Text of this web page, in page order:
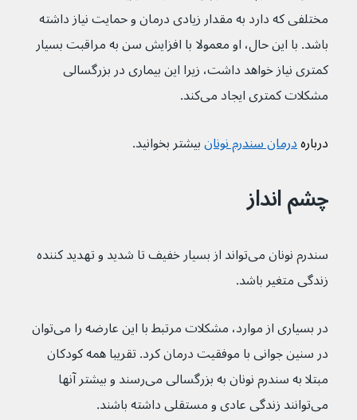
مختلفی که دارد به مقدار زیادی درمان و حمایت نیاز داشته
باشد. با این حال، او معمولا با افزایش سن به مراقبت بسیار
کمتری نیاز خواهد داشت، زیرا این بیماری در بزرگسالی
مشکلات کمتری ایجاد می‌کند.
درباره درمان سندرم نونانبیشتر بخوانید.
چشم انداز
سندرم نونان می‌‌تواند از بسیار خفیف تا شدید و تهدید کننده
زندگی متغیر باشد.
در بسیاری از موارد، مشکلات مرتبط با این عارضه را می‌توان
در سنین جوانی با موفقیت درمان کرد. تقریبا همه کودکان
مبتلا به سندرم نونان به بزرگسالی می‌رسند و بیشتر آنها
می‌توانند زندگی عادی و مستقلی داشته باشند.